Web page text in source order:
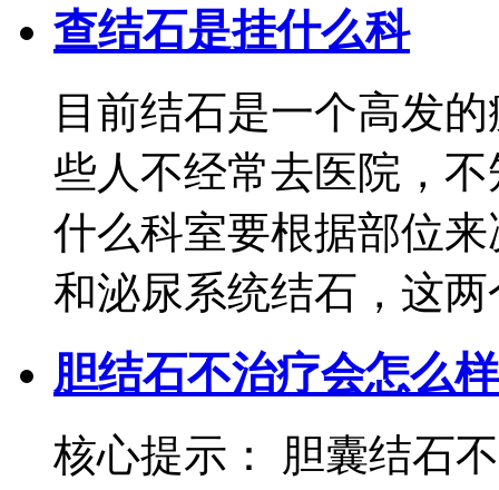
查结石是挂什么科
目前结石是一个高发
些人不经常去医院，
什么科室要根据部位
和泌尿系统结石，这两
胆结石不治疗会怎么样
核心提示： 胆囊结石